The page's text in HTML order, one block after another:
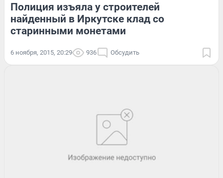
Полиция изъяла у строителей
найденный в Иркутске клад со
старинными монетами
6 ноября, 2015, 20:29 936 Обсудить